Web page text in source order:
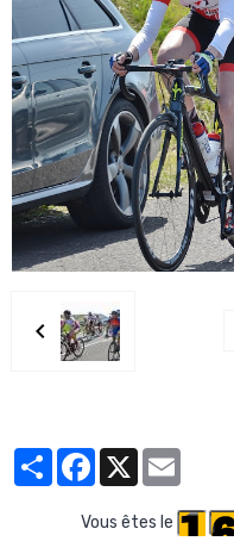
PartagerFacebook
X
Vous êtes le